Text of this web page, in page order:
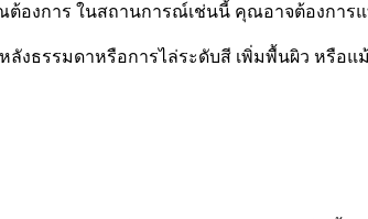
องการ ในสถานการณ์เช่นนี้ คุณอาจต้องกา
รรมดาหรือการไล่ระดับสี เพิ่มพื้นผิว หรือแ